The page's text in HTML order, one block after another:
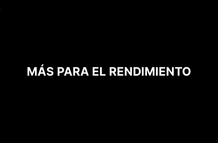
MÁS PARA EL RENDIMIENTO
DISEÑO DE PINES SÓLIDOS
Los conectores de alimentación de 8 pines y 24